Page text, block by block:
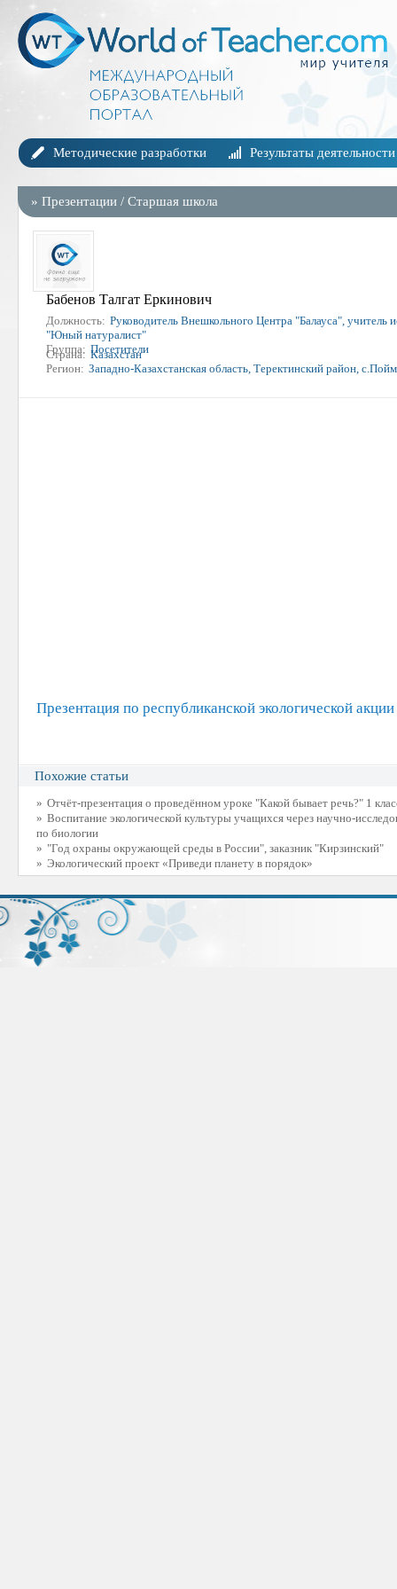
Методические разработки Результаты деятельности
» Презентации / Старшая школа
Бабенов Талгат Еркинович
Должность: Руководитель Внешкольного Центра "Балауса", учитель
"Юный натуралист"
Группа: Посетители
Страна: Казахстан
Регион: Западно-Казахстанская область, Теректинский район,
Презентация по республиканской экологической
Похожие статьи
» Отчёт-презентация о проведённом уроке "Какой бывает речь?" 1
» Воспитание экологической культуры учащихся через научно-
по биологии
» "Год охраны окружающей среды в России", заказник "Кирзинский"
» Экологический проект «Приведи планету в порядок»